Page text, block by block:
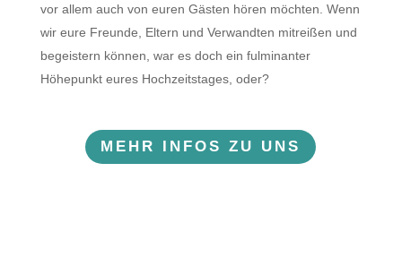
vor allem auch von euren Gästen hören möchten. Wenn
wir eure Freunde, Eltern und Verwandten mitreißen und
begeistern können, war es doch ein fulminanter
Höhepunkt eures Hochzeitstages, oder?
MEHR INFOS ZU UNS